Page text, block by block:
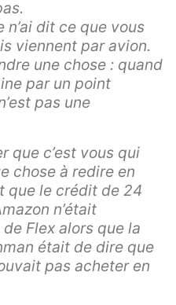
n’ai dit ce que vous
viennent par avion.
une chose : quand
par un point
pas une
que c’est vous qui
chose à redire en
que le crédit de 24
n’était
Flex alors que la
était de dire que
pas acheter en